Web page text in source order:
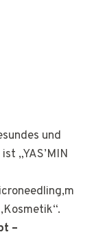
und
ist „YAS’MIN
–